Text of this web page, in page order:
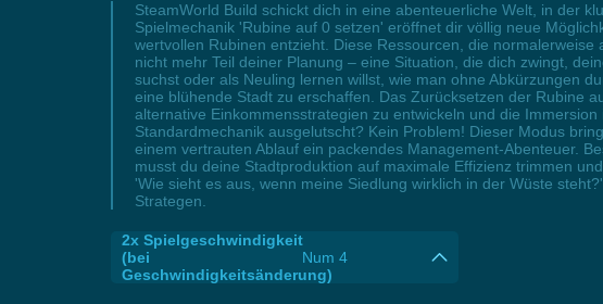
SteamWorld Build schickt dich in eine abenteuerliche Welt, in der
Spielmechanik 'Rubine auf 0 setzen' eröffnet dir völlig neue
wertvollen Rubinen entzieht. Diese Ressourcen, die
nicht mehr Teil deiner Planung – eine Situation, die dich zwingt,
suchst oder als Neuling lernen willst, wie man ohne Abkürzungen
eine blühende Stadt zu erschaffen. Das Zurücksetzen der Rubine
alternative Einkommensstrategien zu entwickeln und die
Standardmechanik ausgelutscht? Kein Problem! Dieser Modus
einem vertrauten Ablauf ein packendes Management-Abenteuer.
musst du deine Stadtproduktion auf maximale Effizienz trimmen
'Wie sieht es aus, wenn meine Siedlung wirklich in der Wüste
Strategen.
2x Spielgeschwindigkeit
(bei
Geschwindigkeitsänderung)
Num 4